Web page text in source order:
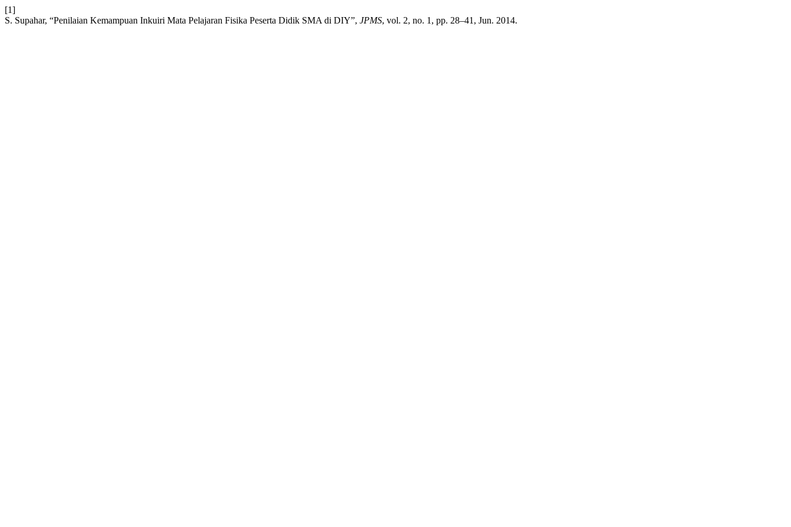
[1]
S. Supahar, “Penilaian Kemampuan Inkuiri Mata Pelajaran Fisika Peserta Didik SMA di DIY”, JPMS, vol. 2, no. 1, pp. 28–41, Jun. 2014.